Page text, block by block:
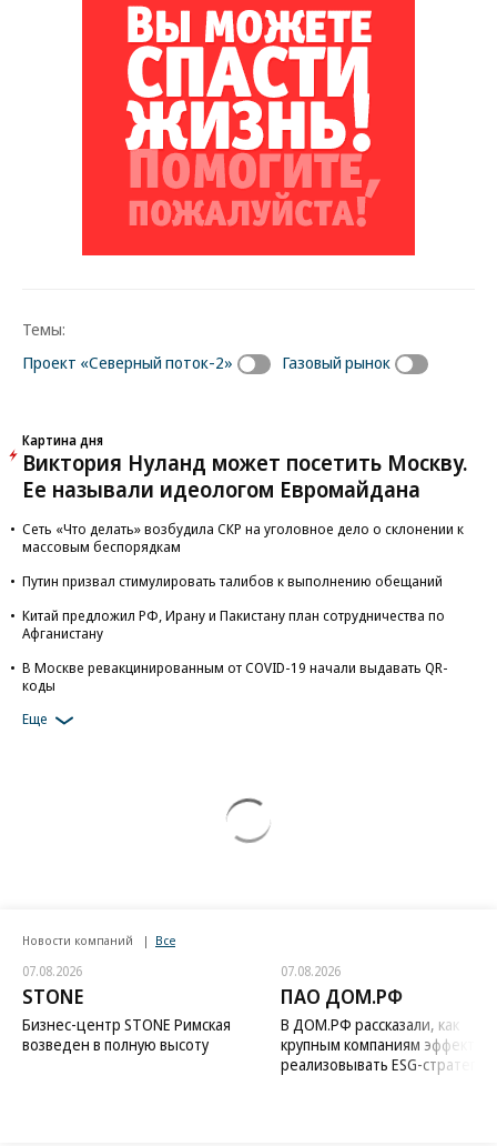
Темы:
Проект «Северный поток-2»
Газовый рынок
Картина дня
Виктория Нуланд может посетить Москву.
Ее называли идеологом Евромайдана
Сеть «Что делать» возбудила СКР на уголовное дело о склонении к
массовым беспорядкам
Путин призвал стимулировать талибов к выполнению обещаний
Китай предложил РФ, Ирану и Пакистану план сотрудничества по
Афганистану
В Москве ревакцинированным от COVID-19 начали выдавать QR-
коды
Еще
Новости компаний Все
07.08.2026
STONE
Бизнес-центр STONE Римская
возведен в полную высоту
07.08.2026
ПАО ДОМ.РФ
В ДОМ.РФ рассказали, как
крупным компаниям
реализовывать ESG-стратегию